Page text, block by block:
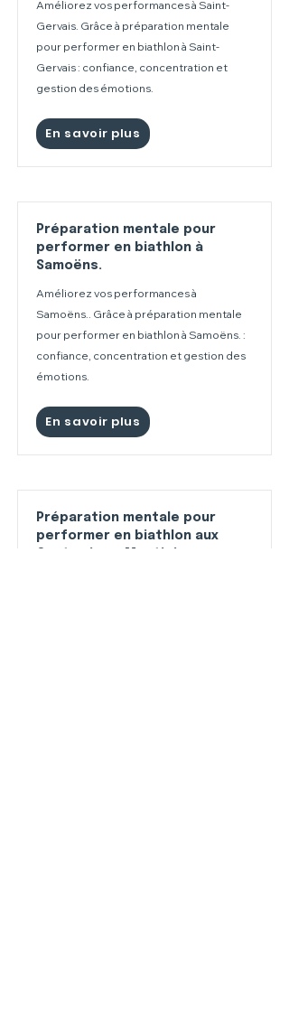
Améliorez vos performances à Saint-
Gervais. Grâce à préparation mentale
pour performer en biathlon à Saint-
Gervais : confiance, concentration et
gestion des émotions.
En savoir plus
Préparation mentale pour
performer en biathlon à
Samoëns.
Améliorez vos performances à
Samoëns.. Grâce à préparation mentale
pour performer en biathlon à Samoëns. :
confiance, concentration et gestion des
émotions.
En savoir plus
Préparation mentale pour
performer en biathlon aux